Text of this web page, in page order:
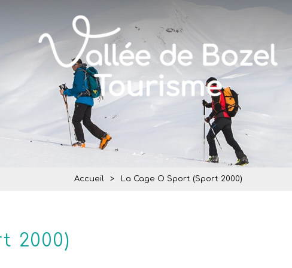
Accueil > La Cage O Sport (Sport 2000)
2000)